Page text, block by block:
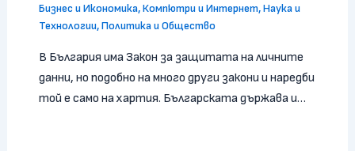
Бизнес и Икономика,Компютри и Интернет,Наука и
Технологии,Политика и Общество
В България има Закон за защитата на личните
данни, но подобно на много други закони и наредби
той е само на хартия. Българската държава и…